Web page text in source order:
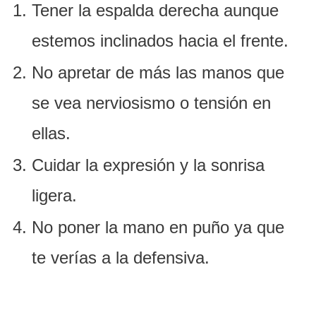
Tener la espalda derecha aunque
estemos inclinados hacia el frente.
No apretar de más las manos que
se vea nerviosismo o tensión en
ellas.
Cuidar la expresión y la sonrisa
ligera.
No poner la mano en puño ya que
te verías a la defensiva.